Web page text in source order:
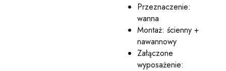
Przeznaczenie:
wanna
Montaż: ścienny +
nawannowy
Załączone
wyposażenie: